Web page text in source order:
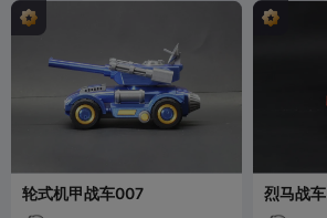
轮式机甲战车007 烈马战车